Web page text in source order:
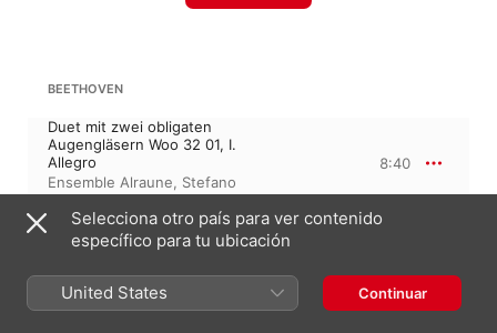
BEETHOVEN
Duet mit zwei obligaten
Augengläsern Woo 32 01, I.
Allegro
Ensemble Alraune, Stefano
Zanobini,Andrea Landi
8:40
LUDWIG VAN BEETHOVEN
Duet mit zwei obligaten
Augengläsern Woo 32 01, II.
Selecciona otro país para ver contenido
específico para tu ubicación
United States Continuar